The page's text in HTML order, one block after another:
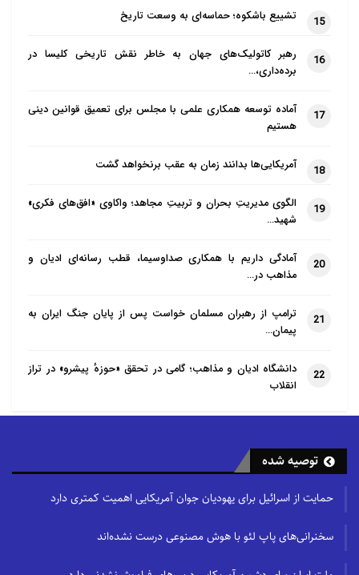
15 تشییع باشکوه؛ حماسه‌ای به وسعت تاریخ
16
رهبر کاتولیک‌های جهان به خاطر نقش تاریخی کلیسا در
برده‌داری،…
17
آماده توسعه همکاری علمی با مجلس برای تعمیق قوانین دینی
هستیم
18 آمریکایی‌ها بدانند زمان به عقب برنخواهد گشت
19
الگوی مدیریتِ بحران و تربیتِ مجاهد؛ واکاوی «افق‌های فکری»
شهید…
20
آمادگی داریم با همکاری صداوسیما، قطب رسانه‌ای ادیان و
مذاهب در…
21
ترامپ از رهبران مسلمان خواست پس از پایان جنگ ایران به
پیمان…
22
دانشگاه ادیان و مذاهب؛ گامی در تحقق «حوزهٔ پیشرو» در تراز
انقلاب
توصیه شده
حمایت از اسرائیل برای یهودیان جوان آمریکایی اهمیت کمتری دارد
سخنرانی‌های پاپ لئو با هوش مصنوعی درست نشده‌اند